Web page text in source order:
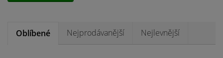
Oblíbené Nejprodávanější Nejlevnější